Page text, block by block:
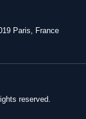
Paris, France
reserved.